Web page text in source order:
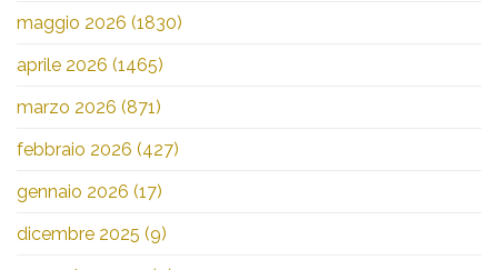
maggio 2026 (1830)
aprile 2026 (1465)
marzo 2026 (871)
febbraio 2026 (427)
gennaio 2026 (17)
dicembre 2025 (9)